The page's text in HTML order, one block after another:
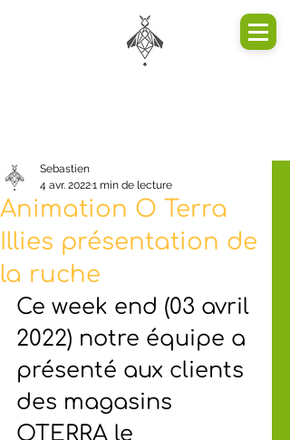
Animation O Terra
Illies présentation de
la ruche
Sebastien
4 avr. 20221 min de lecture
Ce week end (03 avril
2022) notre équipe a
présenté aux clients
des magasins
OTERRA le